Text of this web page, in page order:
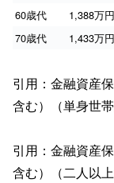
60歳代
1,388万円
70歳代
1,433万円
引用：金融資産
含む）（単身世
引用：金融資産
含む）（二人以